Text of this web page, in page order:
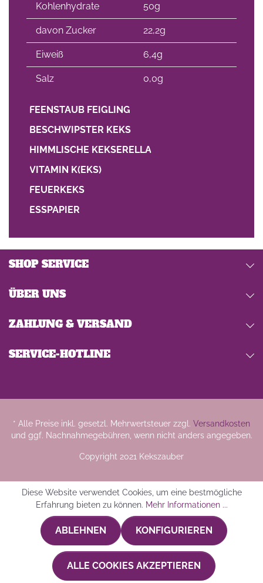
Kohlenhydrate 50g
davon Zucker 22,2g
Eiweiß 6,4g
Salz 0,0g
FEENSTAUB FEIGLING
BESCHWIPSTER KEKS
HIMMLISCHE KEKSERELLA
VITAMIN K(EKS)
FEUERKEKS
ESSPAPIER
SERVICE-HOTLINE
SHOP SERVICE
ÜBER UNS
ZAHLUNG & VERSAND
* Alle Preise inkl. gesetzl. Mehrwertsteuer zzgl. Versandkosten
und ggf. Nachnahmegebühren, wenn nicht anders angegeben.
Copyright 2021 Kekszauber
Diese Website verwendet Cookies, um eine bestmögliche
Erfahrung bieten zu können. Mehr Informationen ...
ABLEHNEN KONFIGURIEREN
ALLE COOKIES AKZEPTIEREN